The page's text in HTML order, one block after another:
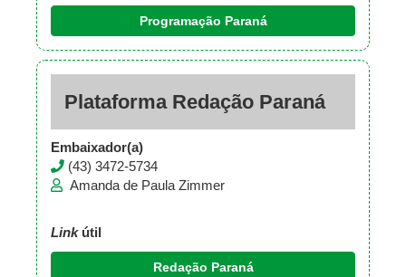
Programação Paraná
Plataforma Redação Paraná
Embaixador(a)
(43) 3472-5734
Amanda de Paula Zimmer
Linkútil
Redação Paraná